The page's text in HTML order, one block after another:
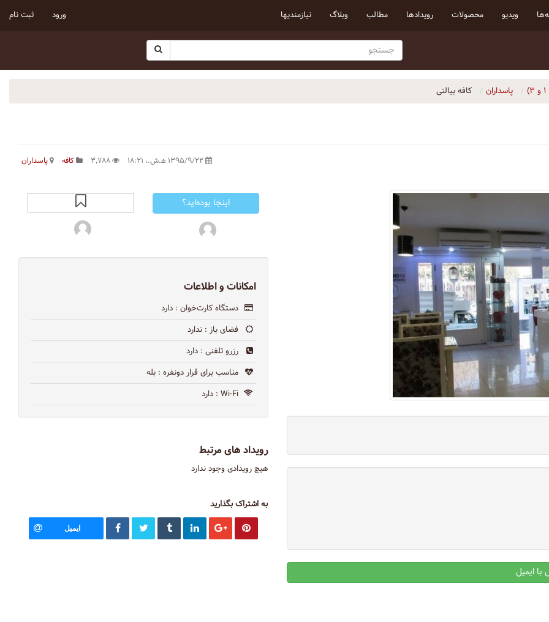
ویدیو محصولات رویداد‌ها مطالب وبلاگ نیازمندیها ورود ثبت نام
پاسداران کافه بیالتی
کافه پاسداران
اینجا بوده‌اید؟
امکانات و اطلاعات
دستگاه کارت‌خوان : دارد
فضای باز : ندارد
رزرو تلفنی : دارد
مناسب برای قرار دونفره : بله
Wi-Fi : دارد
رویداد های مرتبط
هیچ رویدادی وجود ندارد
به اشتراک بگذارید
ایمیل